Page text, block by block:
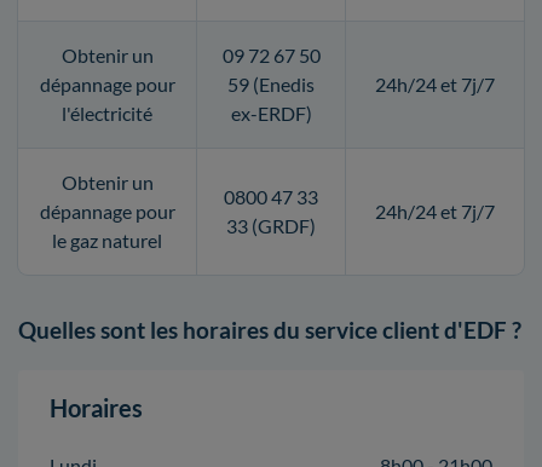
Obtenir un
dépannage pour
l'électricité
09 72 67 50
59 (Enedis
ex-ERDF)
24h/24 et 7j/7
Obtenir un
dépannage pour
le gaz naturel
0800 47 33
33 (GRDF)
24h/24 et 7j/7
Quelles sont les horaires du service client d'EDF ?
Horaires